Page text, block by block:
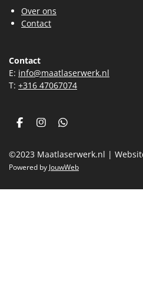
Over ons
Contact
Contact
E: info@maatlaserwerk.nl
T: +316 47067074
F
e
b
o
k
I
t
a
g
a
W
t
s
A
p
©2023 Maatlaserwerk.nl |
Powered by JouwWeb